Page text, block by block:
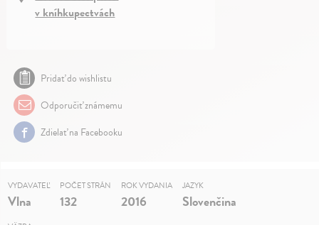
v kníhkupectvách
Pridať do wishlistu
Odporučiť známemu
Zdielať na Facebooku
VYDAVATEĽ
Vlna
POČET STRÁN
132
ROK VYDANIA
2016
JAZYK
Slovenčina